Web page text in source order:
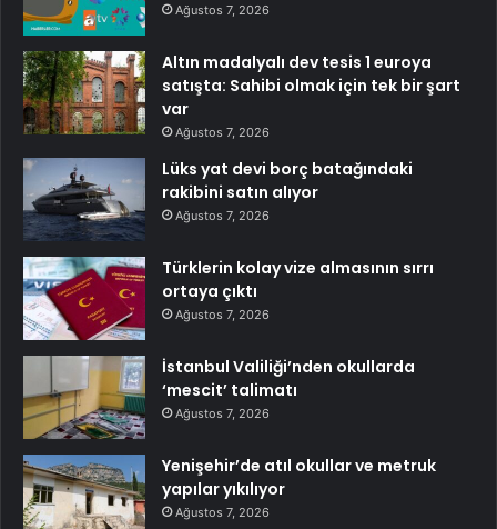
Ağustos 7, 2026
Altın madalyalı dev tesis 1 euroya
satışta: Sahibi olmak için tek bir şart
var
Ağustos 7, 2026
Lüks yat devi borç batağındaki
rakibini satın alıyor
Ağustos 7, 2026
Türklerin kolay vize almasının sırrı
ortaya çıktı
Ağustos 7, 2026
İstanbul Valiliği’nden okullarda
‘mescit’ talimatı
Ağustos 7, 2026
Yenişehir’de atıl okullar ve metruk
yapılar yıkılıyor
Ağustos 7, 2026